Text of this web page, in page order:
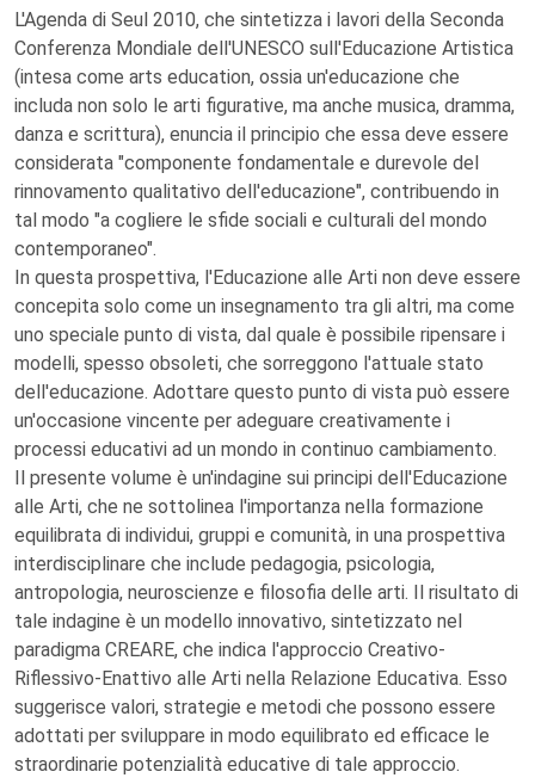
L'Agenda di Seul 2010, che sintetizza i lavori della Seconda
Conferenza Mondiale dell'UNESCO sull'Educazione Artistica
(intesa come arts education, ossia un'educazione che
includa non solo le arti figurative, ma anche musica, dramma,
danza e scrittura), enuncia il principio che essa deve essere
considerata "componente fondamentale e durevole del
rinnovamento qualitativo dell'educazione", contribuendo in
tal modo "a cogliere le sfide sociali e culturali del mondo
contemporaneo".
In questa prospettiva, l'Educazione alle Arti non deve essere
concepita solo come un insegnamento tra gli altri, ma come
uno speciale punto di vista, dal quale è possibile ripensare i
modelli, spesso obsoleti, che sorreggono l'attuale stato
dell'educazione. Adottare questo punto di vista può essere
un'occasione vincente per adeguare creativamente i
processi educativi ad un mondo in continuo cambiamento.
Il presente volume è un'indagine sui principi dell'Educazione
alle Arti, che ne sottolinea l'importanza nella formazione
equilibrata di individui, gruppi e comunità, in una prospettiva
interdisciplinare che include pedagogia, psicologia,
antropologia, neuroscienze e filosofia delle arti. Il risultato di
tale indagine è un modello innovativo, sintetizzato nel
paradigma CREARE, che indica l'approccio Creativo-
Riflessivo-Enattivo alle Arti nella Relazione Educativa. Esso
suggerisce valori, strategie e metodi che possono essere
adottati per sviluppare in modo equilibrato ed efficace le
straordinarie potenzialità educative di tale approccio.